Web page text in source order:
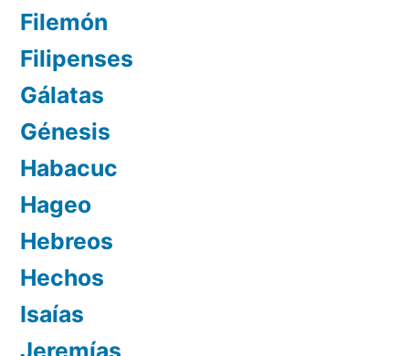
Filemón
Filipenses
Gálatas
Génesis
Habacuc
Hageo
Hebreos
Hechos
Isaías
Jeremías